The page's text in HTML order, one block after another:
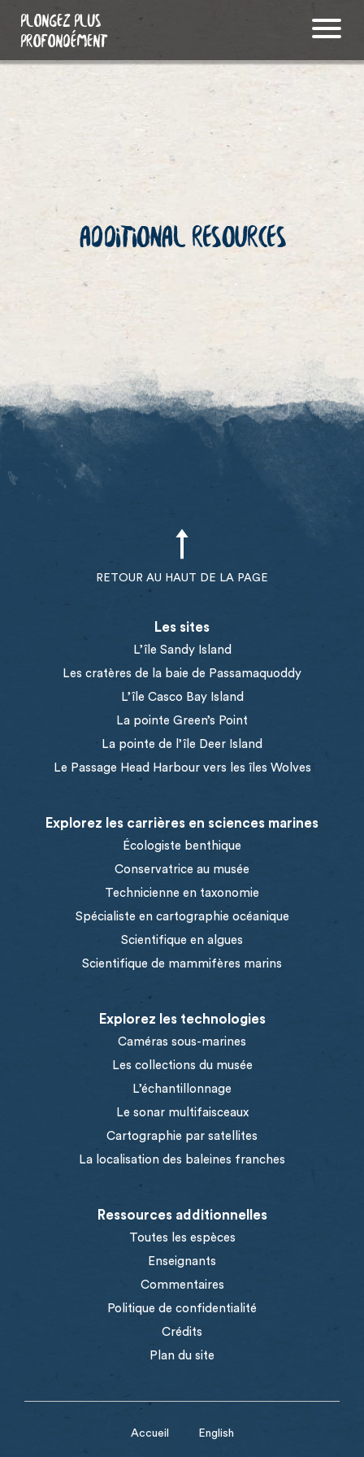
PLONGEZ PLUS
PROFONDÉMENT
ADDITIONAL RESOURCES
RETOUR AU HAUT DE LA PAGE
Les sites
L’île Sandy Island
Les cratères de la baie de Passamaquoddy
L’île Casco Bay Island
La pointe Green’s Point
La pointe de l’île Deer Island
Le Passage Head Harbour vers les îles Wolves
Explorez les carrières en sciences marines
Écologiste benthique
Conservatrice au musée
Technicienne en taxonomie
Spécialiste en cartographie océanique
Scientifique en algues
Scientifique de mammifères marins
Explorez les technologies
Caméras sous-marines
Les collections du musée
L’échantillonnage
Le sonar multifaisceaux
Cartographie par satellites
La localisation des baleines franches
Ressources additionnelles
Toutes les espèces
Enseignants
Commentaires
Politique de confidentialité
Crédits
Plan du site
Accueil English